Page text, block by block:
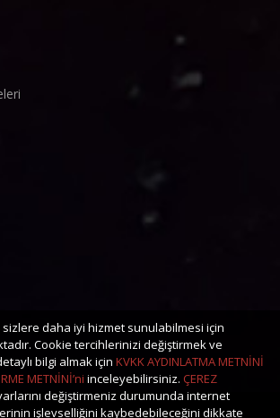
daha iyi hizmet sunulabilmesi için
Cookie tercihlerinizi değiştirmek ve
bilgi almak için KVKK AYDINLATMA METNİNİ
METNİNİ’ni inceleyebilirsiniz. ÇEREZ
değiştirmeniz durumunda internet
işlevselliğini kaybedebileceğini dikkate